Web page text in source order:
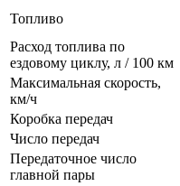
Топливо
Расход топлива по
ездовому циклу, л / 100 км
Максимальная скорость,
км/ч
Коробка передач
Число передач
Передаточное число
главной пары